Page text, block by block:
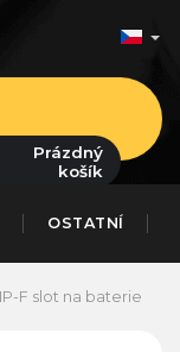
Prázdný
košík
OSTATNÍ
F slot na baterie